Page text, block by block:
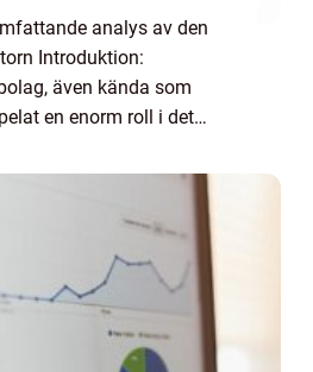
analys av den
Introduktion:
även kända som
en enorm roll i det
den digitala revolutionen